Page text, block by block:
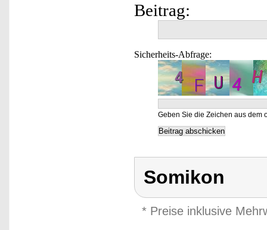
Beitrag:
Sicherheits-Abfrage:
Geben Sie die Zeichen aus dem
Somikon
* Preise inklusive